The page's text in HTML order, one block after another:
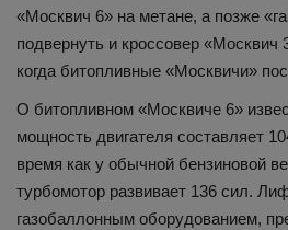
«Москвич 6» на метане, а позже
подвернуть и кроссовер «Москвич
когда битопливные «Москвичи»
О битопливном «Москвиче 6»
мощность двигателя составляет
время как у обычной бензиновой
турбомотор развивает 136 сил.
газобаллонным оборудованием,